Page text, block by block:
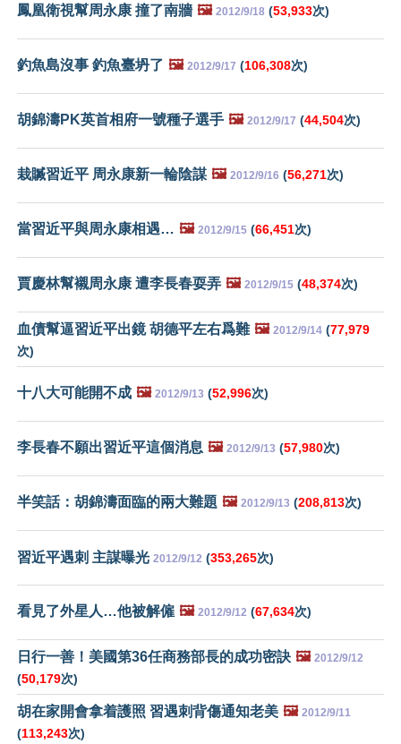
鳳凰衛視幫周永康 撞了南牆 🖼️ 2012/9/18 (53,933次)
釣魚島沒事 釣魚臺坍了 🖼️ 2012/9/17 (106,308次)
胡錦濤PK英首相府一號種子選手 🖼️ 2012/9/17 (44,504次)
栽贓習近平 周永康新一輪陰謀 🖼️ 2012/9/16 (56,271次)
當習近平與周永康相遇… 🖼️ 2012/9/15 (66,451次)
賈慶林幫襯周永康 遭李長春耍弄 🖼️ 2012/9/15 (48,374次)
血債幫逼習近平出鏡 胡德平左右爲難 🖼️ 2012/9/14 (77,979
次)
十八大可能開不成 🖼️ 2012/9/13 (52,996次)
李長春不願出習近平這個消息 🖼️ 2012/9/13 (57,980次)
半笑話：胡錦濤面臨的兩大難題 🖼️ 2012/9/13 (208,813次)
習近平遇刺 主謀曝光 2012/9/12 (353,265次)
看見了外星人…他被解僱 🖼️ 2012/9/12 (67,634次)
日行一善！美國第36任商務部長的成功密訣 🖼️ 2012/9/12
(50,179次)
胡在家開會拿着護照 習遇刺背傷通知老美 🖼️ 2012/9/11
(113,243次)